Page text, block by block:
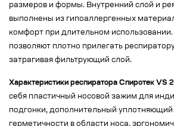
размеров и формы. Внутренний слой и
выполнены из гипоаллергенных
комфорт при длительном
позволяют плотно прилегать
затрагивая фильтрующий слой.
Характеристики респиратора Спиротек VS
себя пластичный носовой зажим для
подгонки, дополнительный
герметичности в области носа,